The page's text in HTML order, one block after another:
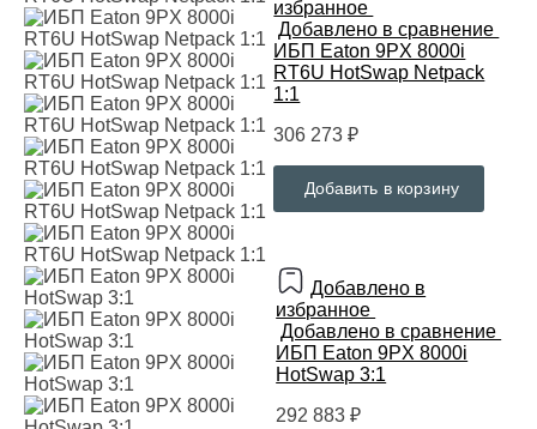
избранное
Добавлено в сравнение
ИБП Eaton 9PX 8000i
RT6U HotSwap Netpack
1:1
306 273 ₽
Добавить в корзину
Добавлено в
избранное
Добавлено в сравнение
ИБП Eaton 9PX 8000i
HotSwap 3:1
292 883 ₽